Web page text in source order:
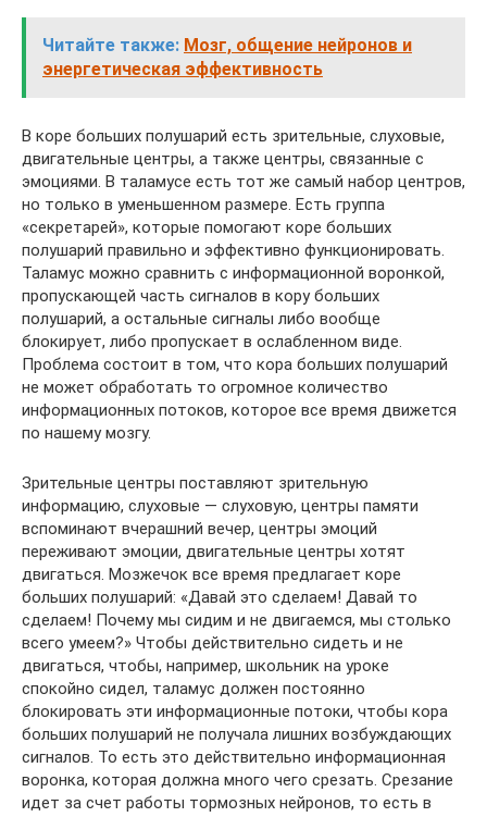
Читайте также: Мозг, общение нейронов и
энергетическая эффективность
В коре больших полушарий есть зрительные, слуховые,
двигательные центры, а также центры, связанные с
эмоциями. В таламусе есть тот же самый набор центров,
но только в уменьшенном размере. Есть группа
«секретарей», которые помогают коре больших
полушарий правильно и эффективно функционировать.
Таламус можно сравнить с информационной воронкой,
пропускающей часть сигналов в кору больших
полушарий, а остальные сигналы либо вообще
блокирует, либо пропускает в ослабленном виде.
Проблема состоит в том, что кора больших полушарий
не может обработать то огромное количество
информационных потоков, которое все время движется
по нашему мозгу.
Зрительные центры поставляют зрительную
информацию, слуховые — слуховую, центры памяти
вспоминают вчерашний вечер, центры эмоций
переживают эмоции, двигательные центры хотят
двигаться. Мозжечок все время предлагает коре
больших полушарий: «Давай это сделаем! Давай то
сделаем! Почему мы сидим и не двигаемся, мы столько
всего умеем?» Чтобы действительно сидеть и не
двигаться, чтобы, например, школьник на уроке
спокойно сидел, таламус должен постоянно
блокировать эти информационные потоки, чтобы кора
больших полушарий не получала лишних возбуждающих
сигналов. То есть это действительно информационная
воронка, которая должна много чего срезать. Срезание
идет за счет работы тормозных нейронов, то есть в